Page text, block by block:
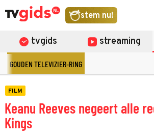
stem nu!
tvgids streaming
GOUDEN TELEVIZIER-RING
FILM
Keanu Reeves negeert alle
Kings